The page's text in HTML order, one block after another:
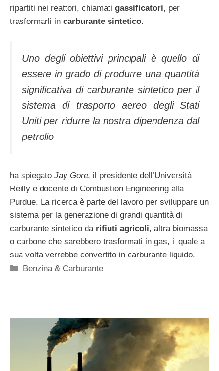
ripartiti nei reattori, chiamati gassificatori, per
trasformarli in carburante sintetico.
Uno degli obiettivi principali è quello di
essere in grado di produrre una quantità
significativa di carburante sintetico per il
sistema di trasporto aereo degli Stati
Uniti per ridurre la nostra dipendenza dal
petrolio
ha spiegato Jay Gore, il presidente dell’Università
Reilly e docente di Combustion Engineering alla
Purdue. La ricerca è parte del lavoro per sviluppare un
sistema per la generazione di grandi quantità di
carburante sintetico da rifiuti agricoli, altra biomassa
o carbone che sarebbero trasformati in gas, il quale a
sua volta verrebbe convertito in carburante liquido.
Categorie
Benzina & Carburante